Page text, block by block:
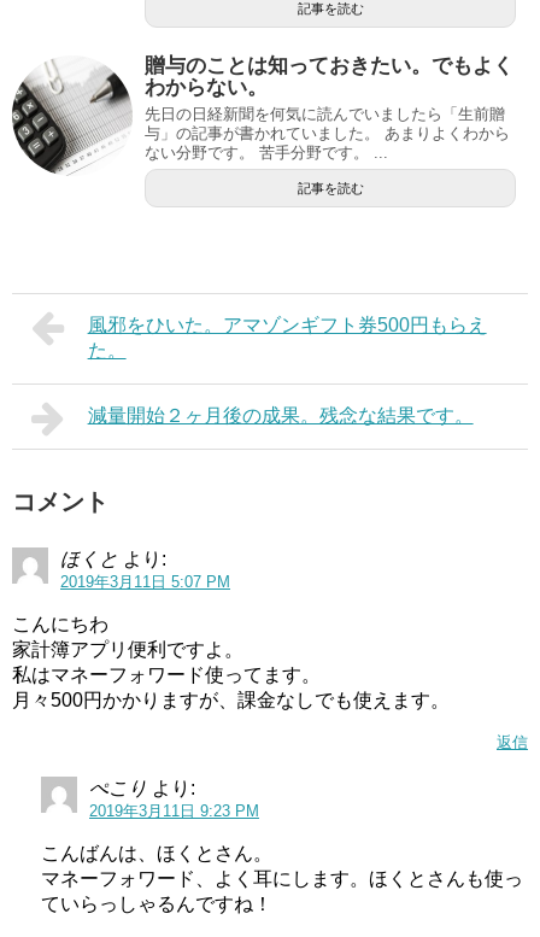
記事を読む
贈与のことは知っておきたい。でもよく
わからない。
先日の日経新聞を何気に読んでいましたら「生前贈
与」の記事が書かれていました。 あまりよくわから
ない分野です。 苦手分野です。 ...
記事を読む
風邪をひいた。アマゾンギフト券500円もらえ
た。
減量開始２ヶ月後の成果。残念な結果です。
コメント
ほくと より:
2019年3月11日 5:07 PM
こんにちわ
家計簿アプリ便利ですよ。
私はマネーフォワード使ってます。
月々500円かかりますが、課金なしでも使えます。
返信
ぺこり より:
2019年3月11日 9:23 PM
こんばんは、ほくとさん。
マネーフォワード、よく耳にします。ほくとさんも使っ
ていらっしゃるんですね！